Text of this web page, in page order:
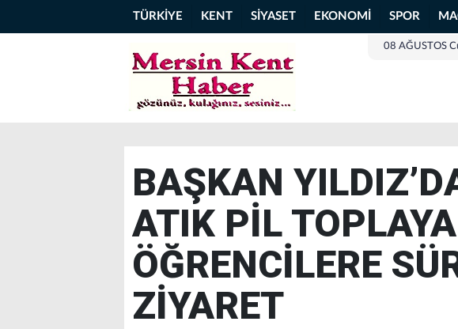
TÜRKİYE KENT SİYASET EKONOMİ SPOR
08 AĞUSTOS
BAŞKAN
ATIK PİL
ÖĞRENCİLERE
ZİYARET